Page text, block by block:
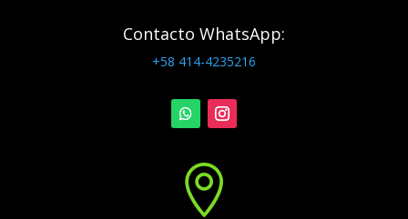
Contacto WhatsApp:
+58 414-4235216
